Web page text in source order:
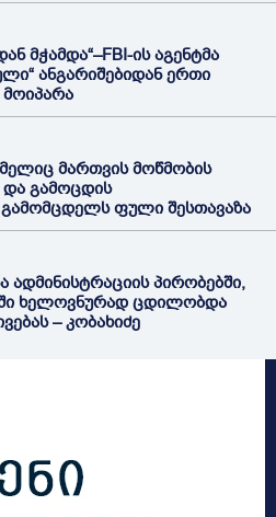
მჭამდა“–FBI-ის აგენტმა
ანგარიშებიდან ერთი
მართვის მოწმობის
და გამოცდის
ფული შესთავაზა
ადმინისტრაციის პირობებში,
ხელოვნურად ცდილობდა
– კობახიძე